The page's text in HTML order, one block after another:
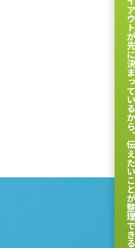
レイアウトが
伝えたい